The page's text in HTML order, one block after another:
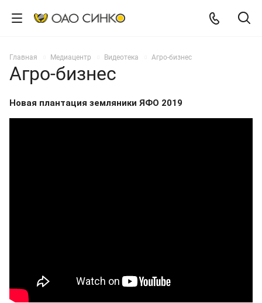
Главная Медиацентр Видеотека Агро-бизнес
Агро-бизнес
Новая плантация земляники ЯФО 2019